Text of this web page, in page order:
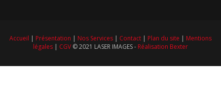
Accueil | Présentation | Nos Services | Contact | Plan du site | Mentions
légales | CGV © 2021 LASER IMAGES - Réalisation Bexter